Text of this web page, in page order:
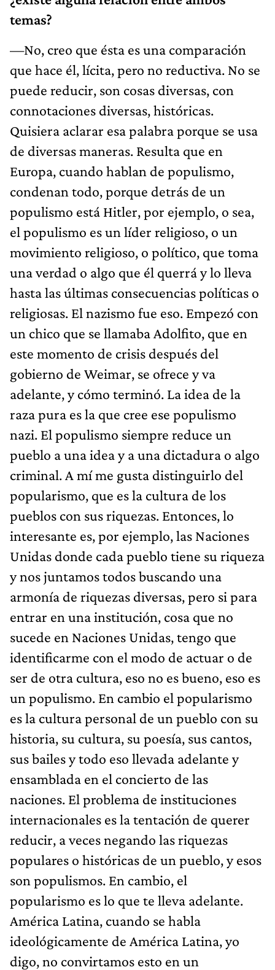
temas?
—No, creo que ésta es una comparación
que hace él, lícita, pero no reductiva. No se
puede reducir, son cosas diversas, con
connotaciones diversas, históricas.
Quisiera aclarar esa palabra porque se usa
de diversas maneras. Resulta que en
Europa, cuando hablan de populismo,
condenan todo, porque detrás de un
populismo está Hitler, por ejemplo, o sea,
el populismo es un líder religioso, o un
movimiento religioso, o político, que toma
una verdad o algo que él querrá y lo lleva
hasta las últimas consecuencias políticas o
religiosas. El nazismo fue eso. Empezó con
un chico que se llamaba Adolfito, que en
este momento de crisis después del
gobierno de Weimar, se ofrece y va
adelante, y cómo terminó. La idea de la
raza pura es la que cree ese populismo
nazi. El populismo siempre reduce un
pueblo a una idea y a una dictadura o algo
criminal. A mí me gusta distinguirlo del
popularismo, que es la cultura de los
pueblos con sus riquezas. Entonces, lo
interesante es, por ejemplo, las Naciones
Unidas donde cada pueblo tiene su riqueza
y nos juntamos todos buscando una
armonía de riquezas diversas, pero si para
entrar en una institución, cosa que no
sucede en Naciones Unidas, tengo que
identificarme con el modo de actuar o de
ser de otra cultura, eso no es bueno, eso es
un populismo. En cambio el popularismo
es la cultura personal de un pueblo con su
historia, su cultura, su poesía, sus cantos,
sus bailes y todo eso llevada adelante y
ensamblada en el concierto de las
naciones. El problema de instituciones
internacionales es la tentación de querer
reducir, a veces negando las riquezas
populares o históricas de un pueblo, y esos
son populismos. En cambio, el
popularismo es lo que te lleva adelante.
América Latina, cuando se habla
ideológicamente de América Latina, yo
digo, no convirtamos esto en un